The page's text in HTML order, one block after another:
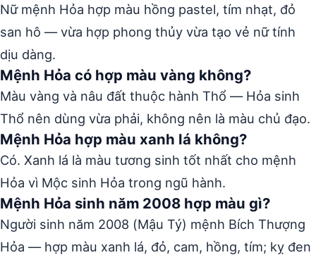
Nữ mệnh Hỏa hợp màu hồng pastel, tím nhạt, đỏ
san hô — vừa hợp phong thủy vừa tạo vẻ nữ tính
dịu dàng.
Mệnh Hỏa có hợp màu vàng không?
Màu vàng và nâu đất thuộc hành Thổ — Hỏa sinh
Thổ nên dùng vừa phải, không nên là màu chủ đạo.
Mệnh Hỏa hợp màu xanh lá không?
Có. Xanh lá là màu tương sinh tốt nhất cho mệnh
Hỏa vì Mộc sinh Hỏa trong ngũ hành.
Mệnh Hỏa sinh năm 2008 hợp màu gì?
Người sinh năm 2008 (Mậu Tý) mệnh Bích Thượng
Hỏa — hợp màu xanh lá, đỏ, cam, hồng, tím; kỵ đen